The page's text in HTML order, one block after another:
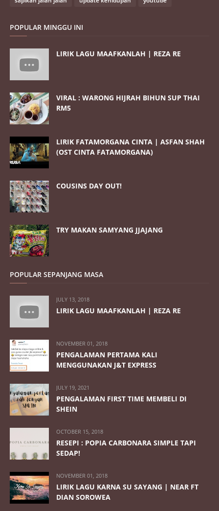
POPULAR MINGGU INI
LIRIK LAGU MAAFKANLAH | REZA RE
VIRAL : WARONG HIJRAH BIHUN SUP THAI
RM5
LIRIK FATAMORGANA CINTA | ASFAN SHAH
(OST CINTA FATAMORGANA)
COUSINS DAY OUT!
TRY MAKAN SAMYANG JJAJANG
POPULAR SEPANJANG MASA
JULY 13, 2018
LIRIK LAGU MAAFKANLAH | REZA RE
NOVEMBER 01, 2018
PENGALAMAN PERTAMA KALI
MENGGUNAKAN J&T EXPRESS
JULY 19, 2021
PENGALAMAN FIRST TIME MEMBELI DI
SHEIN
OCTOBER 15, 2018
RESEPI : POPIA CARBONARA SIMPLE TAPI
SEDAP!
NOVEMBER 01, 2018
LIRIK LAGU KARNA SU SAYANG | NEAR FT
DIAN SOROWEA